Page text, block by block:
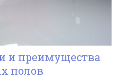
и преимущества
полов